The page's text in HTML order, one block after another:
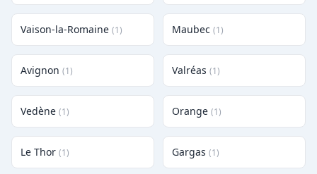
Vaison-la-Romaine (1) Maubec (1)
Avignon (1) Valréas (1)
Vedène (1) Orange (1)
Le Thor (1) Gargas (1)